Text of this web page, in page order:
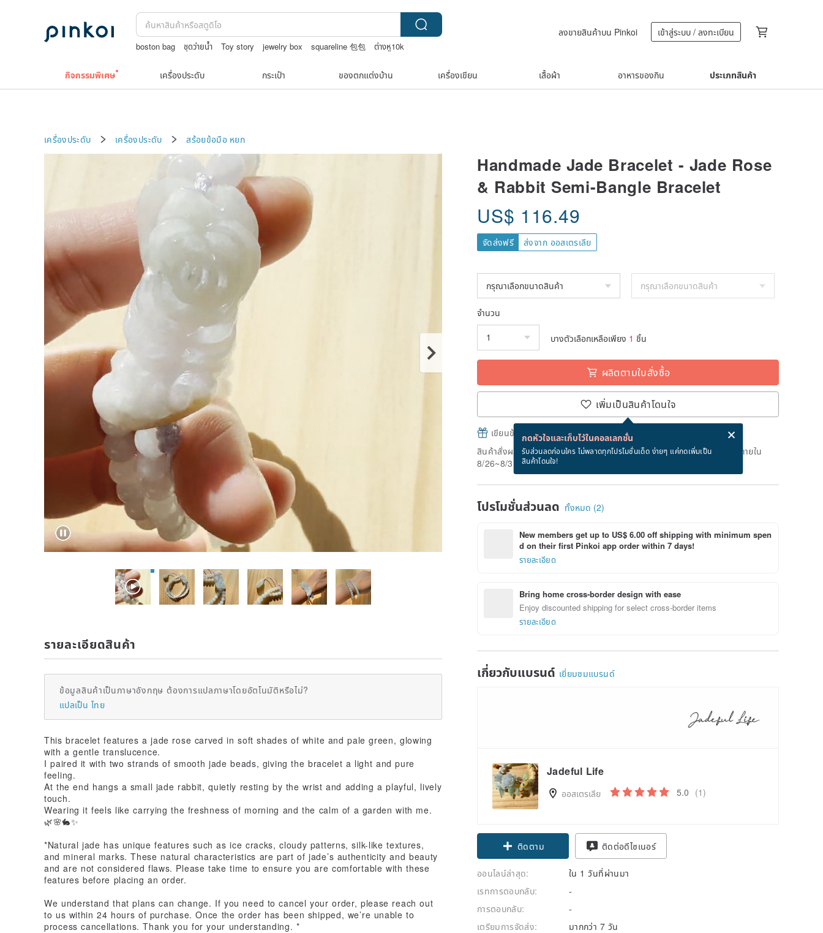
boston bag ชุดว่ายน้ำ Toy story jewelry box squareline 包包
ต่างหู10k
ลงขายสินค้าบน Pinkoi เข้าสู่ระบบ / ลงทะเบียน
กิจกรรมพิเศษ เครื่องประดับ กระเป๋า ของตกแต่งบ้าน เครื่องเขียน เสื้อผ้า อาหารของกิน ประเภทสินค้า
เครื่องประดับ เครื่องประดับ สร้อยข้อมือ หยก
Handmade Jade Bracelet - Jade Rose
& Rabbit Semi-Bangle Bracelet
US$ 116.49
จัดส่งฟรี ส่งจาก ออสเตรเลีย
จำนวน
บางตัวเลือกเหลือเพียง 1 ชิ้น
ผลิตตามใบสั่งซื้อ
เพิ่มเป็นสินค้าโดนใจ
กดหัวใจและเก็บไว้ในคอลเลกชั่น
รับส่วนลดก่อนใคร ไม่พลาดทุกโปรโมชั่นเด็ด ง่ายๆ แค่กดเพิ่มเป็น
สินค้าโดนใจ!
เขียนข้อความและส่ง eCard ฟรีเมื่อซื้อสินค้า!
สินค้าสั่งผลิต" ใช้เวลาผลิต 14 วันทำการหลังจากชำระเงิน สั่งตอนนี้จะได้รับภายใน
8/26~8/31
โปรโมชั่นส่วนลด ทั้งหมด (2)
New members get up to US$ 6.00 off shipping with minimum spen
d on their first Pinkoi app order within 7 days!
รายละเอียด
Bring home cross-border design with ease
Enjoy discounted shipping for select cross-border items
รายละเอียด
เกี่ยวกับแบรนด์ เยี่ยมชมแบรนด์
Jadeful Life
ออสเตรเลีย 5.0 (1)
Claim coupon
ติดตาม
ติดต่อดีไซเนอร์
ออนไลน์ล่าสุด:
ใน 1 วันที่ผ่านมา
เรทการตอบกลับ:
-
การตอบกลับ:
-
เตรียมการจัดส่ง:
มากกว่า 7 วัน
รายละเอียดสินค้า
ข้อมูลสินค้าเป็นภาษาอังกฤษ ต้องการแปลภาษาโดยอัตโนมัติหรือไม่?
แปลเป็น ไทย
This bracelet features a jade rose carved in soft shades of white and pale green, glowing
with a gentle translucence.
I paired it with two strands of smooth jade beads, giving the bracelet a light and pure
feeling.
At the end hangs a small jade rabbit, quietly resting by the wrist and adding a playful, lively
touch.
Wearing it feels like carrying the freshness of morning and the calm of a garden with me.
🌿🌸🐇✨
*Natural jade has unique features such as ice cracks, cloudy patterns, silk-like textures,
and mineral marks. These natural characteristics are part of jade’s authenticity and beauty
and are not considered flaws. Please take time to ensure you are comfortable with these
features before placing an order.
We understand that plans can change. If you need to cancel your order, please reach out
to us within 24 hours of purchase. Once the order has been shipped, we’re unable to
process cancellations. Thank you for your understanding. *